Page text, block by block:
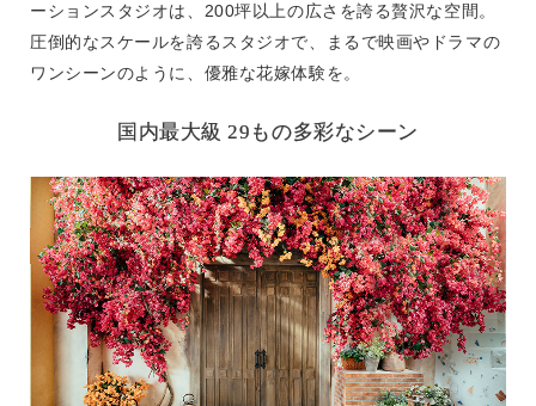
ーションスタジオは、200坪以上の広さを誇る贅沢な空間。
圧倒的なスケールを誇るスタジオで、まるで映画やドラマの
ワンシーンのように、優雅な花嫁体験を。
国内最大級 29もの多彩なシーン